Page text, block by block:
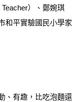
）、鄭婉琪
和平實驗國民小學家
、有趣，比吃泡麵還